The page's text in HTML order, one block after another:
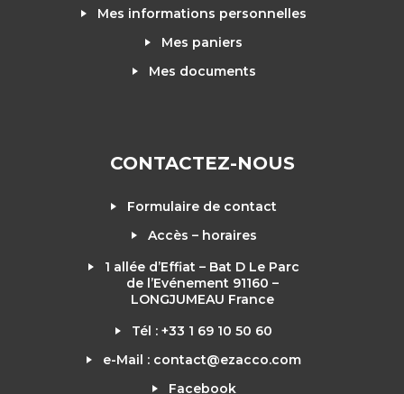
Mes informations personnelles
Mes paniers
Mes documents
CONTACTEZ-NOUS
Formulaire de contact
Accès – horaires
1 allée d’Effiat – Bat D Le Parc
de l’Evénement 91160 –
LONGJUMEAU France
Tél : +33 1 69 10 50 60
e-Mail : contact@ezacco.com
Facebook